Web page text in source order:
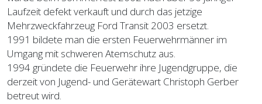
Laufzeit defekt verkauft und durch das jetzige
Mehrzweckfahrzeug Ford Transit 2003 ersetzt.
1991 bildete man die ersten Feuerwehrmänner im
Umgang mit schweren Atemschutz aus.
1994 gründete die Feuerwehr ihre Jugendgruppe, die
derzeit von Jugend- und Gerätewart Christoph Gerber
betreut wird.